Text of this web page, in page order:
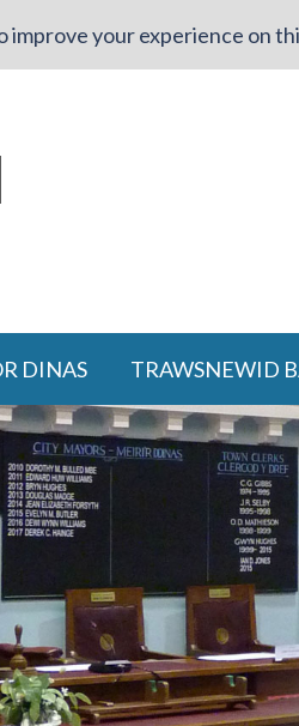
improve your experience on
DINAS TRAWSNEWID